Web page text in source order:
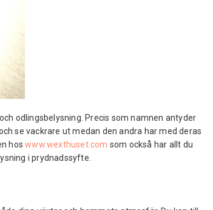
odlingsbelysning. Precis som namnen antyder
se vackrare ut medan den andra har med deras
hoswww.wexthuset.com som också har allt du
i prydnadssyfte.